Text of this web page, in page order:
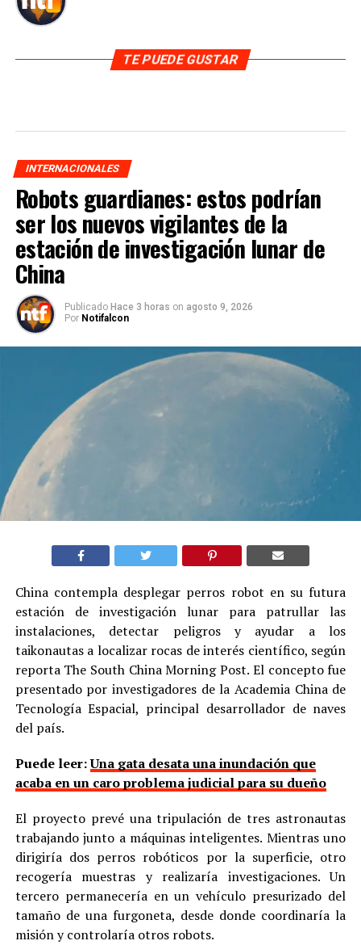
TE PUEDE GUSTAR
INTERNACIONALES
Robots guardianes: estos podrían
ser los nuevos vigilantes de la
estación de investigación lunar de
China
Publicado Hace 3 horas on agosto 9, 2026
Por Notifalcon
China contempla desplegar perros robot en su futura
estación de investigación lunar para patrullar las
instalaciones, detectar peligros y ayudar a los
taikonautas a localizar rocas de interés científico, según
reporta The South China Morning Post. El concepto fue
presentado por investigadores de la Academia China de
Tecnología Espacial, principal desarrollador de naves
del país.
Puede leer:Una gata desata una inundación que
acaba en un caro problema judicial para su dueño
El proyecto prevé una tripulación de tres astronautas
trabajando junto a máquinas inteligentes. Mientras uno
dirigiría dos perros robóticos por la superficie, otro
recogería muestras y realizaría investigaciones. Un
tercero permanecería en un vehículo presurizado del
tamaño de una furgoneta, desde donde coordinaría la
misión y controlaría otros robots.